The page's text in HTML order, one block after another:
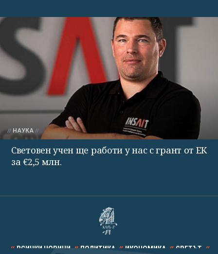
НАУКА
Световен учен ще работи у нас с грант от ЕК
за €2,5 млн.
ВСИЧКИ НОВИНИ ПОЛИТИКА ИКОНОМИКА СВЕТЪТ